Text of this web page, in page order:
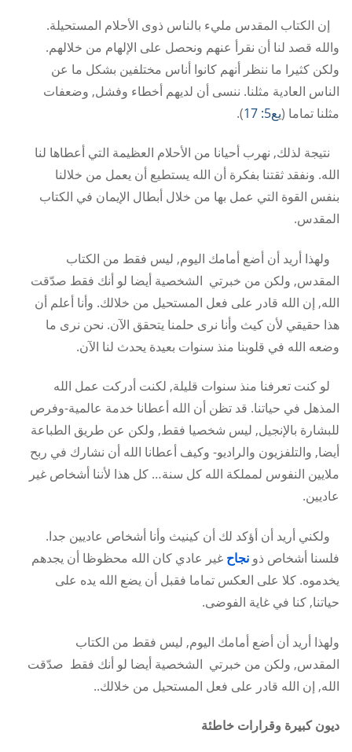
إن الكتاب المقدس مليء بالناس ذوى الأحلام المستحيلة.
والله قصد لنا أن نقرأ عنهم ونحصل على الإلهام من خلالهم.
ولكن كثيرا ما ننظر أنهم كانوا أناس مختلفين بشكل ما عن
الناس العادية مثلنا. ننسى أن لديهم أخطاء وفشل, وضعفات
مثلنا تماما (يع5: 17 ).
نتيجة لذلك, نهرب أحيانا من الأحلام العظيمة التي أعطاها لنا
الله. ونفقد ثقتنا بفكرة أن الله يستطيع أن يعمل من خلالنا
بنفس القوة التي عمل بها من خلال أبطال الإيمان في الكتاب
المقدس.
ولهذا أريد أن أضع أمامك اليوم, ليس فقط من الكتاب
المقدس, ولكن من خبرتي الشخصية أيضا لو أنك فقط صدّقت
الله, إن الله قادر على فعل المستحيل من خلالك. وأنا أعلم أن
هذا حقيقي لأن كيث وأنا نرى حلمنا يتحقق الآن. نحن نرى ما
وضعه الله في قلوبنا منذ سنوات بعيدة يحدث لنا الآن.
لو كنت تعرفنا منذ سنوات قليلة, لكنت أدركت عمل الله
المذهل في حياتنا. قد تظن أن الله أعطانا خدمة عالمية-وفرص
للبشارة بالإنجيل, ليس شخصيا فقط, ولكن عن طريق الطباعة
أيضا, والتلفزيون والراديو- وكيف أعطانا الله أن نشارك في ربح
ملايين النفوس لمملكة الله كل سنة… كل هذا لأننا أشخاص غير
عاديين.
ولكني أريد أن أؤكد لك أن كينيث وأنا أشخاص عاديين جدا.
فلسنا أشخاص ذو نجاح غير عادي كان الله محظوظا أن يجدهم
يخدموه. كلا على العكس تماما فقبل أن يضع الله يده على
حياتنا, كنا في غاية الفوضى.
ولهذا أريد أن أضع أمامك اليوم, ليس فقط من الكتاب
المقدس, ولكن من خبرتي الشخصية أيضا لو أنك فقط صدّقت
الله, إن الله قادر على فعل المستحيل من خلالك..
ديون كبيرة وقرارات خاطئة